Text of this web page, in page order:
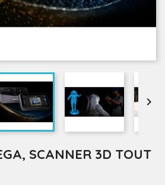

SCANNER 3D TOUT